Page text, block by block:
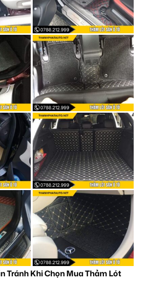
Tránh Khi Chọn Mua Thảm Lót